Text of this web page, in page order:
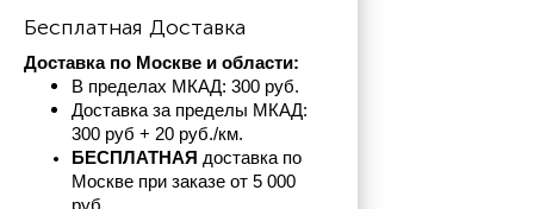
Бесплатная Доставка
Доставка по Москве и области:
В пределах МКАД: 300 руб.
Доставка за пределы МКАД:
300 руб + 20 руб./км.
БЕСПЛАТНАЯ доставка по
Москве при заказе от 5 000